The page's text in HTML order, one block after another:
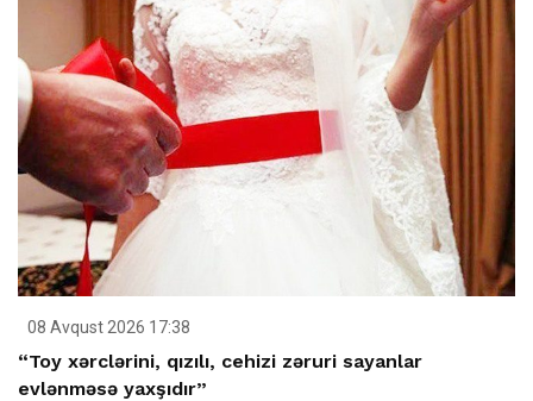
08 Avqust 2026 17:38
“Toy xərclərini, qızılı, cehizi zəruri sayanlar
evlənməsə yaxşıdır”